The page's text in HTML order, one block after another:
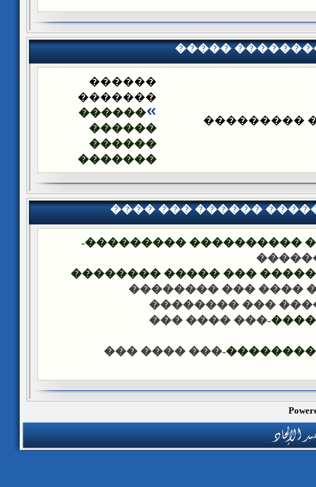
�����
�����
������
�������
������
������
������
�������
���� ��� ������
�������� �� ���
-
���
���� ����� �������� ���
-��� ���� ���
-��� ���� ���
-��� ���� ���
������
-��� ���� ���